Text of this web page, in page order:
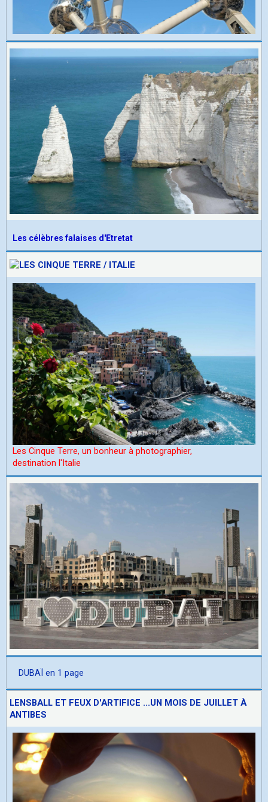
Les célèbres falaises d'Etretat
Les Cinque Terre, un bonheur à photographier,
destination l'Italie
DUBAÏ en 1 page
LENSBALL ET FEUX D'ARTIFICE ...UN MOIS DE JUILLET À
ANTIBES